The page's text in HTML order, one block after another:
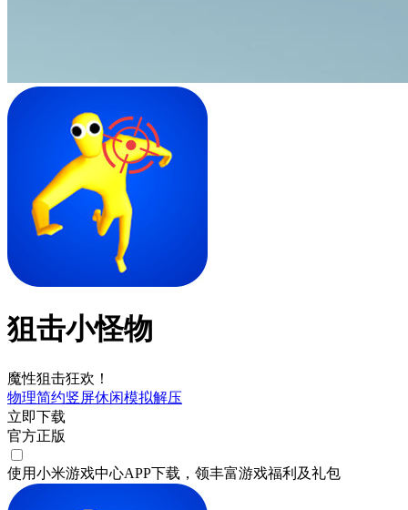
狙击小怪物
魔性狙击狂欢！
物理简约竖屏休闲模拟解压
立即下载
官方正版
使用小米游戏中心APP下载 ，领丰富游戏福利 及礼包